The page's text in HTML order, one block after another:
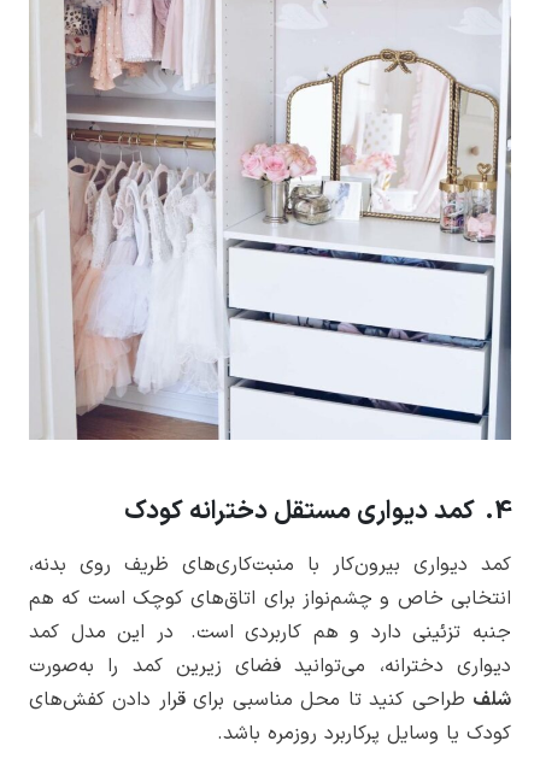
4. کمد دیواری مستقل دخترانه کودک
کمد دیواری بیرون‌کار با منبت‌کاری‌های ظریف روی بدنه،
انتخابی خاص و چشم‌نواز برای اتاق‌های کوچک است که هم
جنبه تزئینی دارد و هم کاربردی است. در این مدل کمد
دیواری دخترانه، می‌توانید فضای زیرین کمد را به‌صورت
شلف طراحی کنید تا محل مناسبی برای قرار دادن کفش‌های
کودک یا وسایل پرکاربرد روزمره باشد.